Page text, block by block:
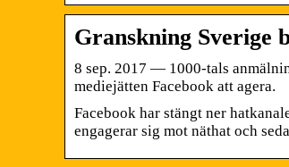
Granskning Sverige
8 sep. 2017 — 1000-tals
mediejätten Facebook att agera.
Facebook har stängt ner
engagerar sig mot näthat och